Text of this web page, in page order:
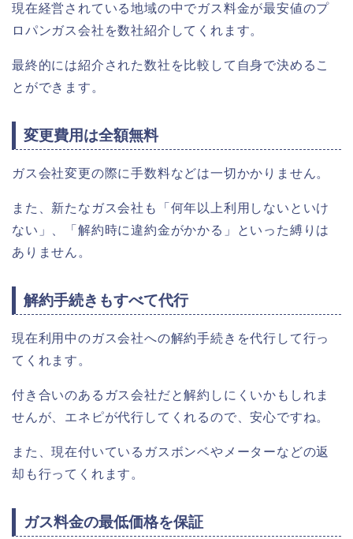
現在経営されている地域の中でガス料金が最安値のプ
ロパンガス会社を数社紹介してくれます。
最終的には紹介された数社を比較して自身で決めるこ
とができます。
変更費用は全額無料
ガス会社変更の際に手数料などは一切かかりません。
また、新たなガス会社も「何年以上利用しないといけ
ない」、「解約時に違約金がかかる」といった縛りは
ありません。
解約手続きもすべて代行
現在利用中のガス会社への解約手続きを代行して行っ
てくれます。
付き合いのあるガス会社だと解約しにくいかもしれま
せんが、エネピが代行してくれるので、安心ですね。
また、現在付いているガスボンベやメーターなどの返
却も行ってくれます。
ガス料金の最低価格を保証